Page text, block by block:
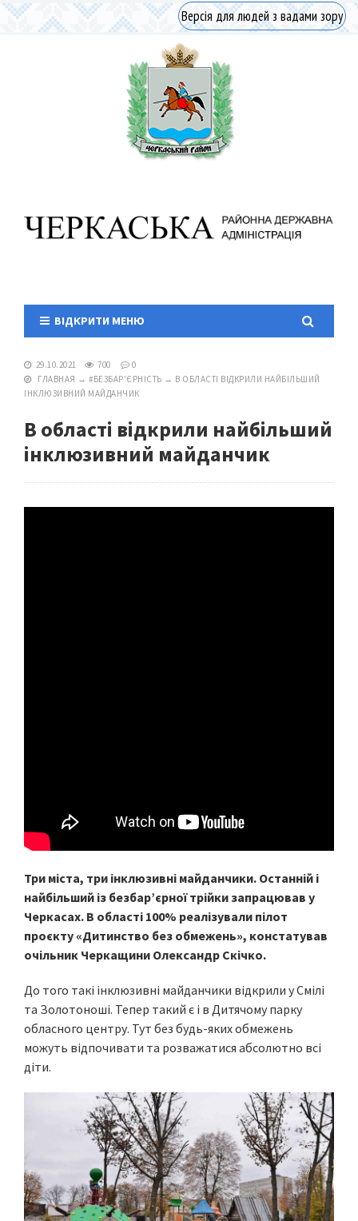
Версія для людей з вадами зору
ВІДКРИТИ МЕНЮ
29.10.2021 700
0
ГЛАВНАЯ → #БЕЗБАР'ЄРНІСТЬ → В ОБЛАСТІ ВІДКРИЛИ НАЙБІЛЬШИЙ
ІНКЛЮЗИВНИЙ МАЙДАНЧИК
В області відкрили найбільший
інклюзивний майданчик
Три міста, три інклюзивні майданчики. Останній і
найбільший із безбар’єрної трійки запрацював у
Черкасах. В області 100% реалізували пілот
проєкту «Дитинство без обмежень», констатував
очільник Черкащини Олександр Скічко.
До того такі інклюзивні майданчики відкрили у Смілі
та Золотоноші. Тепер такий є і в Дитячому парку
обласного центру. Тут без будь-яких обмежень
можуть відпочивати та розважатися абсолютно всі
діти.